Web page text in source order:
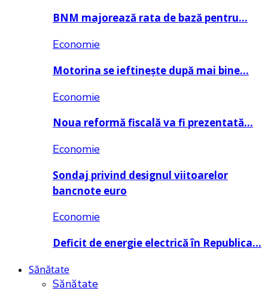
BNM majorează rata de bază pentru…
Economie
Motorina se ieftinește după mai bine…
Economie
Noua reformă fiscală va fi prezentată…
Economie
Sondaj privind designul viitoarelor
bancnote euro
Economie
Deficit de energie electrică în Republica…
Sănătate
Sănătate